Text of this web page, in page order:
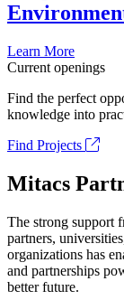
Learn More
Current openings
Find the perfect
knowledge into
Find Projects
Mitacs
The strong support
partners,
organizations has
and partnerships
better future.